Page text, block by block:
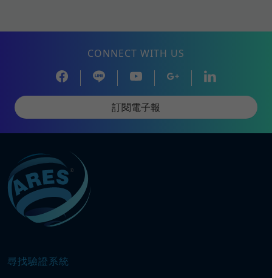
CONNECT WITH US
訂閱電子報
尋找驗證系統